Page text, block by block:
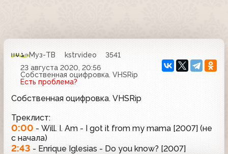
Муз-ТВ kstrvideo
3541
23 августа 2020, 20:56
Собственная оцифровка. VHSRip
Есть проблема?
Собственная оцифровка. VHSRip
Треклист:
0:00 - Will. I. Am - I got it from my mama [2007] (не
с начала)
2:43 - Enrique Iglesias - Do you know? [2007]